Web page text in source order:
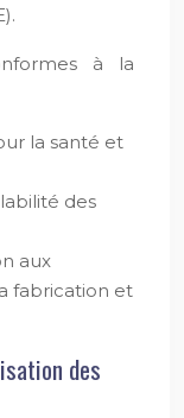
à la
la santé et
des
aux
fabrication et
des